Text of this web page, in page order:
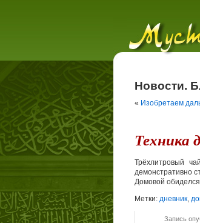
Новости.
« Изобретаем
Техника
Трёхлитровый
демонстративно
Домовой
Метки: дневник,
Запись